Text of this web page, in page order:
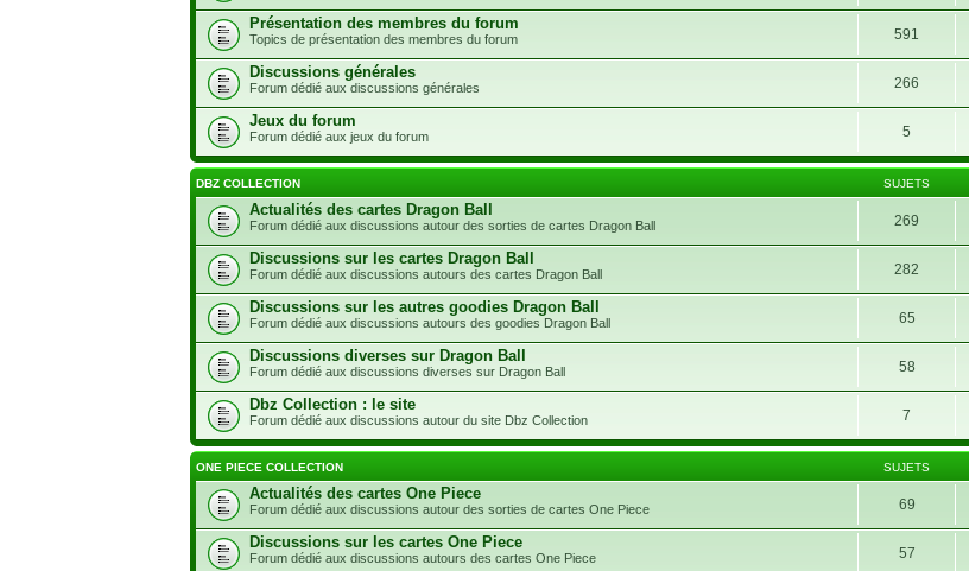
Présentation des membres du forum
Topics de présentation des membres du forum 591
Discussions générales
Forum dédié aux discussions générales 266
Jeux du forum
Forum dédié aux jeux du forum 5
DBZ COLLECTION SUJETS
Actualités des cartes Dragon Ball
Forum dédié aux discussions autour des sorties de cartes Dragon Ball 269
Discussions sur les cartes Dragon Ball
Forum dédié aux discussions autours des cartes Dragon Ball 282
Discussions sur les autres goodies Dragon Ball
Forum dédié aux discussions autours des goodies Dragon Ball 65
Discussions diverses sur Dragon Ball
Forum dédié aux discussions diverses sur Dragon Ball 58
Dbz Collection : le site
Forum dédié aux discussions autour du site Dbz Collection 7
ONE PIECE COLLECTION SUJETS
Actualités des cartes One Piece
Forum dédié aux discussions autour des sorties de cartes One Piece 69
Discussions sur les cartes One Piece
Forum dédié aux discussions autours des cartes One Piece 57